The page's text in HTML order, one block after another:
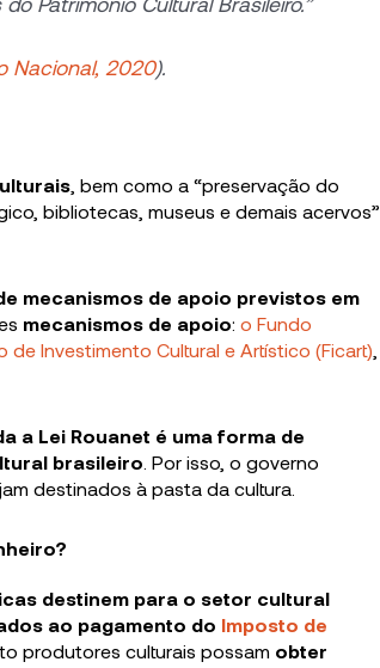
Nacional, 2020).
, bem como a “preservação do
bibliotecas, museus e demais acervos”
mecanismos de apoio previstos em
mecanismos de apoio: o Fundo
de Investimento Cultural e Artístico (Ficart)
a Lei Rouanet é uma forma de
brasileiro . Por isso, o governo
destinados à pasta da cultura.
destinem para o setor cultural
ao pagamento do Imposto de
produtores culturais possam obter